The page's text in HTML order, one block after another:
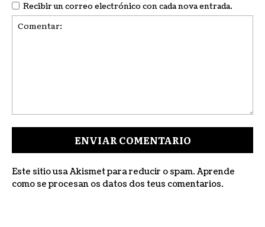
Recibir un correo electrónico con cada nova entrada.
Este sitio usa Akismet para reducir o spam. Aprende
como se procesan os datos dos teus comentarios.